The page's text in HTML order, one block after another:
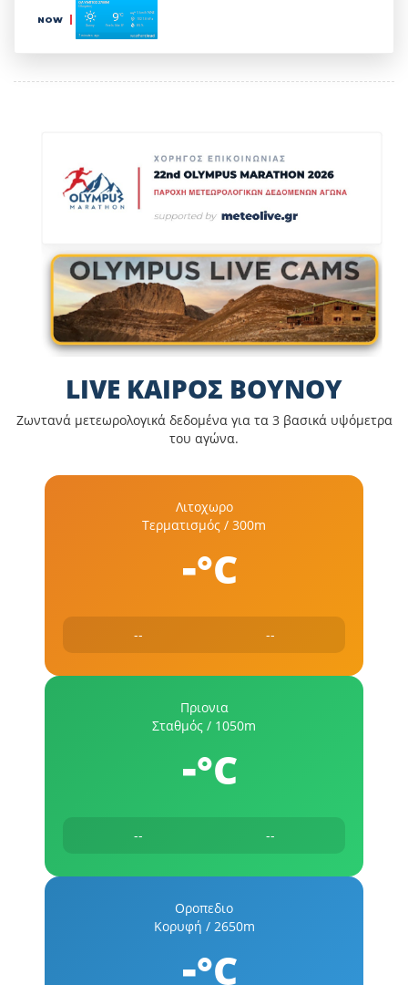
NOW
LIVE ΚΑΙΡΟΣ ΒΟΥΝΟΥ
Ζωντανά μετεωρολογικά δεδομένα για τα 3 βασικά υψόμετρα
του αγώνα.
Λιτοχωρο
Τερματισμός / 300m
-°C
-- --
Πριονια
Σταθμός / 1050m
-°C
-- --
Οροπεδιο
Κορυφή / 2650m
-°C